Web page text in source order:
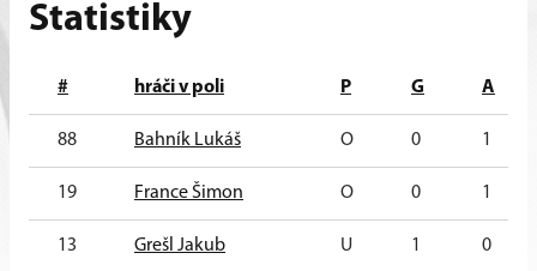
Statistiky
# hráči v poli P G A
88 Bahník Lukáš O 0 1
19 France Šimon O 0 1
13 Grešl Jakub U 1 0